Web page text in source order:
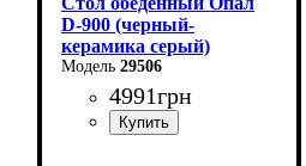
D-900 (черный-
керамика серый)
29506
4991грн